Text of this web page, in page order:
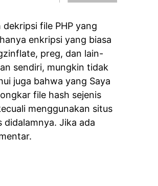
file PHP yang
enkripsi yang biasa
preg, dan lain-
sendiri, mungkin tidak
juga bahwa yang Saya
file hash sejenis
menggunakan situs
Jika ada